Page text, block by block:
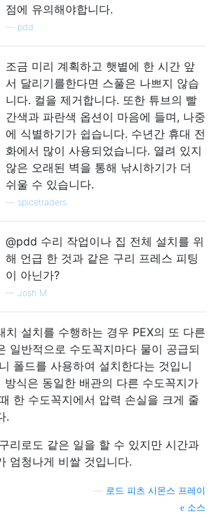
점에 유의해야합니다.
pdd
조금 미리 계획하고 햇볕에 한 시간 앞
서 달리기를한다면 스풀은 나쁘지 않습
니다. 컬을 제거합니다. 또한 튜브의 빨
간색과 파란색 옵션이 마음에 들며, 나중
에 식별하기가 쉽습니다. 수년간 휴대 전
화에서 많이 사용되었습니다. 열려 있지
않은 오래된 벽을 통해 낚시하기가 더
쉬울 수 있습니다.
spicetraders
@pdd 수리 작업이나 집 전체 설치를 위
해 언급 한 것과 같은 구리 프레스 피팅
이 아닌가?
— Josh M.
치 설치를 수행하는 경우 PEX의 또 다른
일반적으로 수도꼭지마다 물이 공급되
폴드를 사용하여 설치한다는 것입니
방식은 동일한 배관의 다른 수도꼭지가
한 수도꼭지에서 압력 손실을 크게 줄
.
리로도 같은 일을 할 수 있지만 시간과
엄청나게 비쌀 것입니다.
로드 피츠 시몬스 프레이
소스